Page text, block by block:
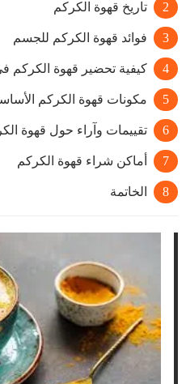
تاريخ قهوة الكركم
فوائد قهوة الكركم للجسم
كيفية تحضير قهوة الكركم
مكونات قهوة الكركم
تقييمات وآراء حول قهوة
أماكن شراء قهوة الكركم
الخاتمة